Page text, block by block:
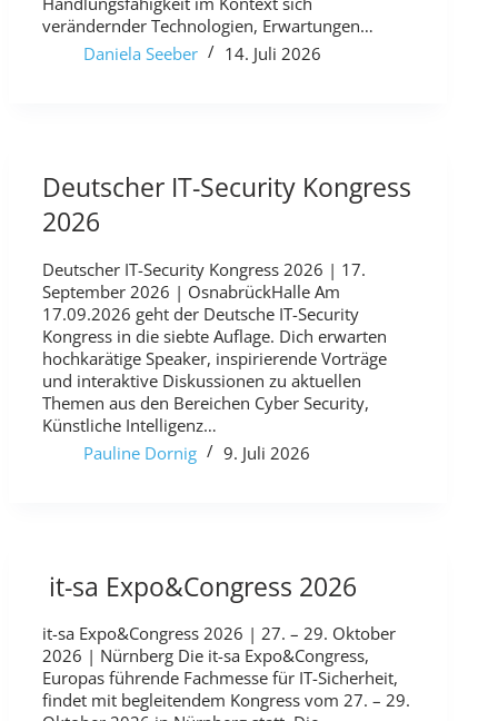
verändernder Technologien, Erwartungen…
Daniela Seeber
14. Juli 2026
Deutscher IT-Security Kongress
2026
Deutscher IT-Security Kongress 2026 | 17.
September 2026 | OsnabrückHalle Am
17.09.2026 geht der Deutsche IT-Security
Kongress in die siebte Auflage. Dich erwarten
hochkarätige Speaker, inspirierende Vorträge
und interaktive Diskussionen zu aktuellen
Themen aus den Bereichen Cyber Security,
Künstliche Intelligenz…
Pauline Dornig
9. Juli 2026
it-sa Expo&Congress 2026
it-sa Expo&Congress 2026 | 27. – 29. Oktober
2026 | Nürnberg Die it-sa Expo&Congress,
Europas führende Fachmesse für IT-Sicherheit,
findet mit begleitendem Kongress vom 27. – 29.